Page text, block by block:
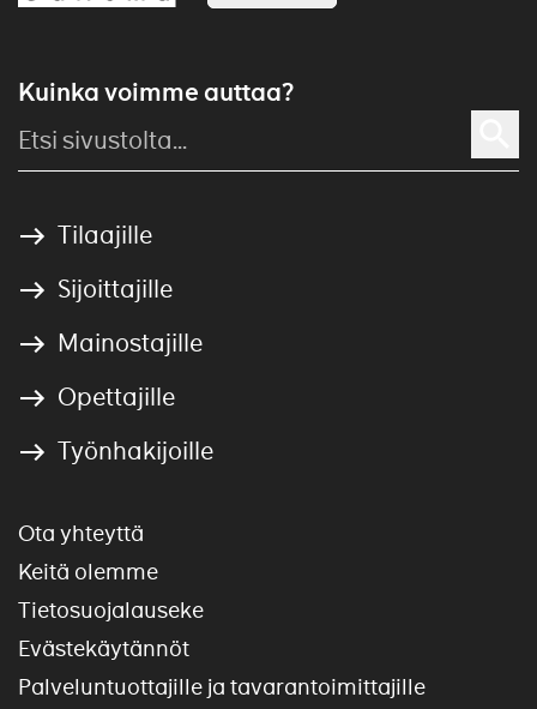
Kuinka voimme auttaa?
Tilaajille
Sijoittajille
Mainostajille
Opettajille
Työnhakijoille
Ota yhteyttä
Keitä olemme
Tietosuojalauseke
Evästekäytännöt
Palveluntuottajille ja tavarantoimittajille